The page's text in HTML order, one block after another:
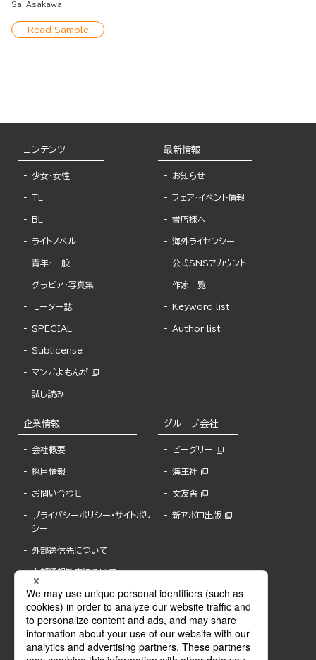
Sai Asakawa
Read Sample
コンテンツ
少女・女性
TL
BL
ライトノベル
青年・一般
グラビア・写真集
モーター誌
SPECIAL
Sublicense
マンガよもんが
試し読み
最新情報
お知らせ
フェア・イベント情報
書店様へ
海外ライセンシー
公式SNSアカウント
作家一覧
Keyword list
Author list
企業情報
会社概要
採用情報
お問い合わせ
プライバシーポリシー・サイトポリ
シー
外部送信先について
内部通報制度について
グループ会社
ビーグリー
海王社
文友舎
新アポロ出版